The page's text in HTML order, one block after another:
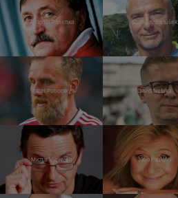
Antonín Panenka Stanislav Bartůšek
Karel Poborský David Netuka
Michal Viewegh Jana Paulová